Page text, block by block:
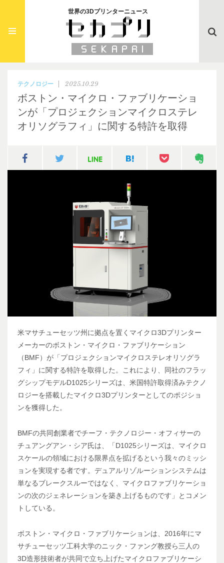
世界の3Dプリンターニュース
テクノロジー 2025.10.29
ボストン・マイクロ・ファブリケーショ
ンが「プロジェクションマイクロステレ
オリソグラフィ」に関する特許を取得
米マサチューセッツ州に拠点を置くマイクロ3Dプリンター
メーカーのボストン・マイクロ・ファブリケーション
（BMF）が「プロジェクションマイクロステレオリソグラ
フィ」に関する特許を取得した。これにより、同社のフラッ
グシップモデルD1025シリーズは、米国特許取得済みテクノ
ロジーを搭載したマイクロ3Dプリンターとしてのポジショ
ンを獲得した。
BMFの共同創業者でチーフ・テクノロジー・オフィサーの
チュアングアン・シア氏は、「D1025シリーズは、マイクロ
スケールの領域における限界点を拡げるという我々のミッシ
ョンを実現する者です。デュアルリゾルーションシステムは
単なるブレークスルーではなく、マイクロファブリケーショ
ンの次のジェネレーションを築き上げるものです」とコメン
トしている。
ボストン・マイクロ・ファブリケーションは、2016年にマ
サチューセッツ工科大学のニック・ファング教授ら三人の
3D造形技術者が共同で立ち上げたマイクロファブリケーシ